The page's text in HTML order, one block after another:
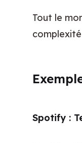
Tout le
Spotify :